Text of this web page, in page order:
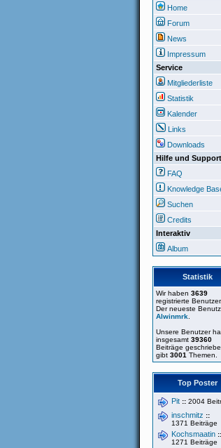
Home
Forum
News
Impressum
Service
Mitgliederliste
Statistik
Kalender
Links
Downloads
Hilfe und Support
FAQ
Knowledge
Suchen
Credits
Interaktiv
Album
Statistik
Wir haben 3639
registrierte Benutzer.
Der neueste
Alwinmrk
Unsere Benutzer
insgesamt 39360
Beiträge
gibt 3001 Themen.
Top Poster
Pit :: 2004
inschmitz ::
1371 Beiträge
Kochsmaatin ::
1271 Beiträge